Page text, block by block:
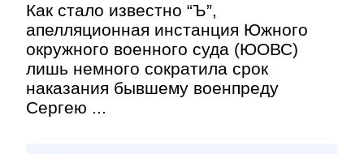
Как стало известно “Ъ”,
апелляционная инстанция Южного
окружного военного суда (ЮОВС)
лишь немного сократила срок
наказания бывшему военпреду
Сергею ...